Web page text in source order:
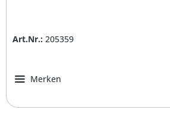
Art.Nr.: 205359
Merken